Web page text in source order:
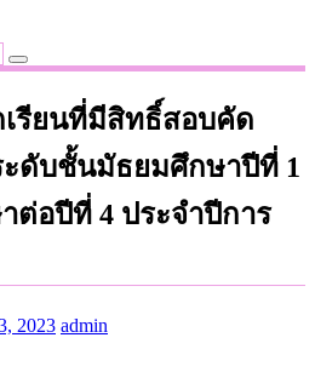
รียนที่มีสิทธิ์สอบคัด
ะดับชั้นมัธยมศึกษาปีที่ 1
อปีที่ 4 ประจำปีการ
2023 admin